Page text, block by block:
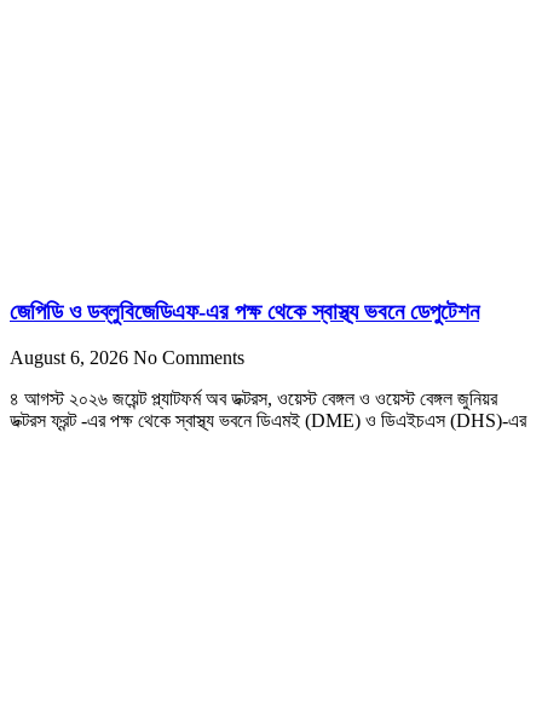
জেপিডি ও ডব্লুবিজেডিএফ-এর পক্ষ থেকে স্বাস্থ্য ভবনে ডেপুটেশন
August 6, 2026 No Comments
৪ আগস্ট ২০২৬ জয়েন্ট প্ল্যাটফর্ম অব ডক্টরস, ওয়েস্ট বেঙ্গল ও ওয়েস্ট বেঙ্গল জুনিয়র
ডক্টরস ফ্রন্ট -এর পক্ষ থেকে স্বাস্থ্য ভবনে ডিএমই (DME) ও ডিএইচএস (DHS)-এর